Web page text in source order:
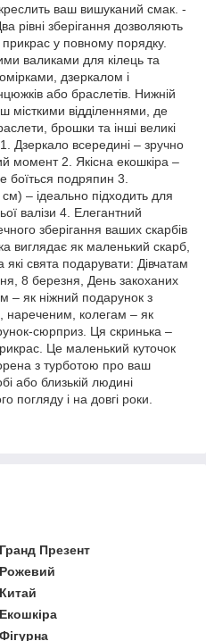
ваш вишуканий смак. -
рівні зберігання дозволяють
у повному порядку.
валиками для кілець та
дзеркалом і
або браслетів. Нижній
місткими відділеннями, де
брошки та інші великі
Дзеркало всередині – зручно
момент 2. Якісна екошкіра –
боїться подряпин 3.
– ідеально підходить для
валізи 4. Елегантний
зберігання ваших скарбів
виглядає як маленький скарб,
свята подарувати: Дівчатам
8 березня, День закоханих
– як ніжний подарунок з
нареченим, колегам – як
сюрприз. Ця скринька –
Це маленький куточок
з турботою про ваш
або близькій людині
і на довгі роки.
Гранд Презент
Рожевий
Китай
Екошкіра
Фігурна